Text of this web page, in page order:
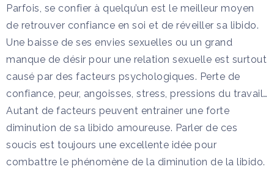
Parfois, se confier à quelqu’un est le meilleur moyen
de retrouver confiance en soi et de réveiller sa libido.
Une baisse de ses envies sexuelles ou un grand
manque de désir pour une relation sexuelle est surtout
causé par des facteurs psychologiques. Perte de
confiance, peur, angoisses, stress, pressions du travail…
Autant de facteurs peuvent entrainer une forte
diminution de sa libido amoureuse. Parler de ces
soucis est toujours une excellente idée pour
combattre le phénomène de la diminution de la libido.